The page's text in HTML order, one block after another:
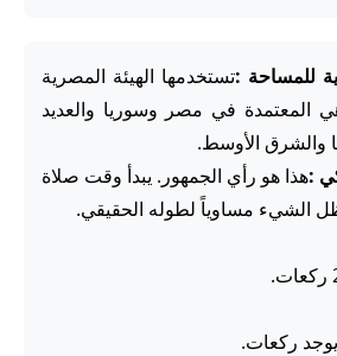
للمساحة :تستخدمها الهيئة المصرية
المعتمدة في مصر وسوريا والعديد
والشرق الأوسط.
:هذا هو رأي الجمهور. يبدأ وقت صلاة
الشيء مساوياً لطوله الحقيقي.
ركعات.